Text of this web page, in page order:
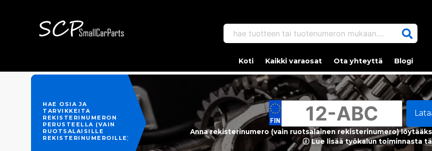
hae tuotteen tai tuotenumeron mukaan....
Koti Kaikki varaosat Ota yhteyttä Blogi
HAE OSIA JA
TARVIKKEITA
REKISTERINUMERON
PERUSTEELLA (VAIN
RUOTSALAISILLE
REKISTERINUMEROILLE)
Anna rekisterinumero (vain ruotsalainen rekisterinumero)
ⓘ Lue lisää työkalun toiminnasta